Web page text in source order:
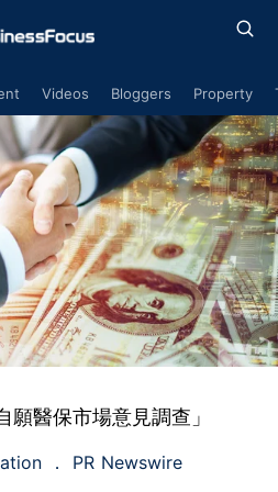
Videos Bloggers Property
願醫保市場意見調查」
PR Newswire